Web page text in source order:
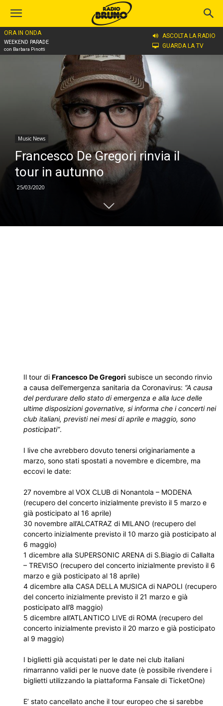
ORA IN ONDA
WEEKEND PARADE
con Barbara Pinotti
ASCOLTA LA RADIO
GUARDA LA TV
Home
Music News
Francesco De Gregori rinvia il
tour in autunno
25/03/2020
Il tour di Francesco De Gregori subisce un secondo rinvio
a causa dell’emergenza sanitaria da Coronavirus: “A causa
del perdurare dello stato di emergenza e alla luce delle
ultime disposizioni governative, si informa che i concerti nei
club italiani, previsti nei mesi di aprile e maggio, sono
posticipati”.
I live che avrebbero dovuto tenersi originariamente a
marzo, sono stati spostati a novembre e dicembre, ma
eccovi le date:
27 novembre al VOX CLUB di Nonantola – MODENA
(recupero del concerto inizialmente previsto il 5 marzo e
già posticipato al 16 aprile)
30 novembre all’ALCATRAZ di MILANO (recupero del
concerto inizialmente previsto il 10 marzo già posticipato al
6 maggio)
1 dicembre alla SUPERSONIC ARENA di S.Biagio di Callalta
– TREVISO (recupero del concerto inizialmente previsto il 6
marzo e già posticipato al 18 aprile)
4 dicembre alla CASA DELLA MUSICA di NAPOLI (recupero
del concerto inizialmente previsto il 21 marzo e già
posticipato all’8 maggio)
5 dicembre all’ATLANTICO LIVE di ROMA (recupero del
concerto inizialmente previsto il 20 marzo e già posticipato
al 9 maggio)
I biglietti già acquistati per le date nei club italiani
rimarranno validi per le nuove date (è possibile rivendere i
biglietti utilizzando la piattaforma Fansale di TicketOne)
E’ stato cancellato anche il tour europeo che si sarebbe